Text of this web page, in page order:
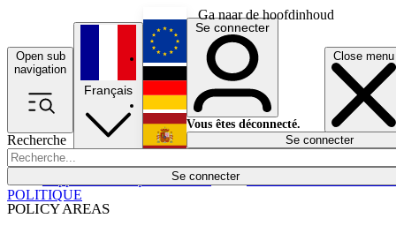
Ga naar de hoofdinhoud
Open sub
navigation
Close menu
Recherche
Se connecter
POLICY AREAS
Économie
Français
English
Deutsch
Español
Se connecter
Vous êtes déconnecté.
Se connecter
POLITIQUE